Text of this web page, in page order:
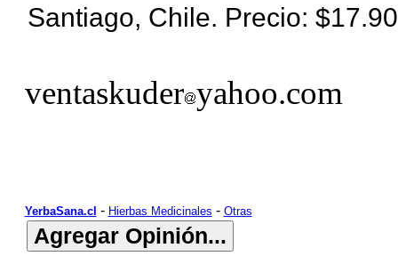
Santiago, Chile. Precio:
ventaskuder yahoo.com
YerbaSana.cl - Hierbas Medicinales - Otras